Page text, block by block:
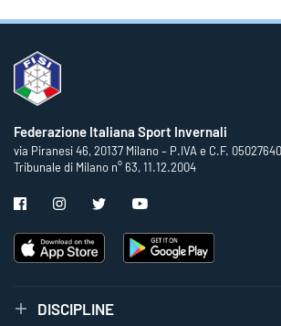
Federazione Italiana Sport Invernali
via Piranesi 46, 20137 Milano – P.IVA e C.F.
Tribunale di Milano n° 63, 11.12.2004
DISCIPLINE